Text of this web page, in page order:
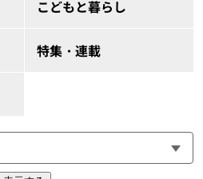
こどもと暮らし
特集・連載